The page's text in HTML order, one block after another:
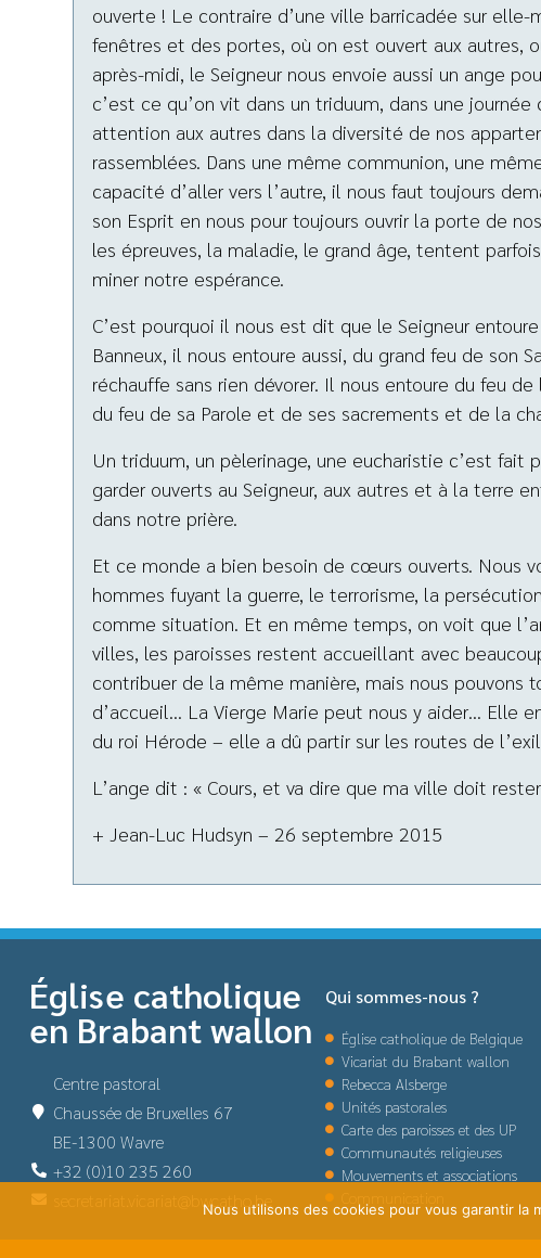
ouverte ! Le contraire d’une ville barricadée sur
fenêtres et des portes, où on est ouvert aux autres,
après-midi, le Seigneur nous envoie aussi un ange
c’est ce qu’on vit dans un triduum, dans une
attention aux autres dans la diversité de nos
rassemblées. Dans une même communion, une
capacité d’aller vers l’autre, il nous faut toujours
son Esprit en nous pour toujours ouvrir la porte de
les épreuves, la maladie, le grand âge, tentent
miner notre espérance.
C’est pourquoi il nous est dit que le Seigneur
Banneux, il nous entoure aussi, du grand feu de son
réchauffe sans rien dévorer. Il nous entoure du feu
du feu de sa Parole et de ses sacrements et de la
Un triduum, un pèlerinage, une eucharistie c’est fait
garder ouverts au Seigneur, aux autres et à la terre
dans notre prière.
Et ce monde a bien besoin de cœurs ouverts. Nous
hommes fuyant la guerre, le terrorisme, la
comme situation. Et en même temps, on voit que
villes, les paroisses restent accueillant avec
contribuer de la même manière, mais nous pouvons
d’accueil… La Vierge Marie peut nous y aider… Elle
du roi Hérode – elle a dû partir sur les routes de
L’ange dit : « Cours, et va dire que ma ville doit
+ Jean-Luc Hudsyn – 26 septembre 2015
Église catholique
en Brabant wallon
Centre pastoral
Chaussée de Bruxelles 67
BE-1300 Wavre
+32 (0)10 235 260
secretariat.vicariat@bwcatho.be
Qui sommes-nous ?
Église catholique de Belgique
Vicariat du Brabant wallon
Rebecca Alsberge
Unités pastorales
Carte des paroisses et des UP
Communautés religieuses
Mouvements et associations
Nous utilisons des cookies pour vous garantir